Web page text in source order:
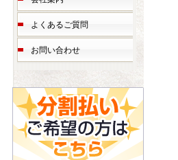
よくあるご質問
お問い合わせ